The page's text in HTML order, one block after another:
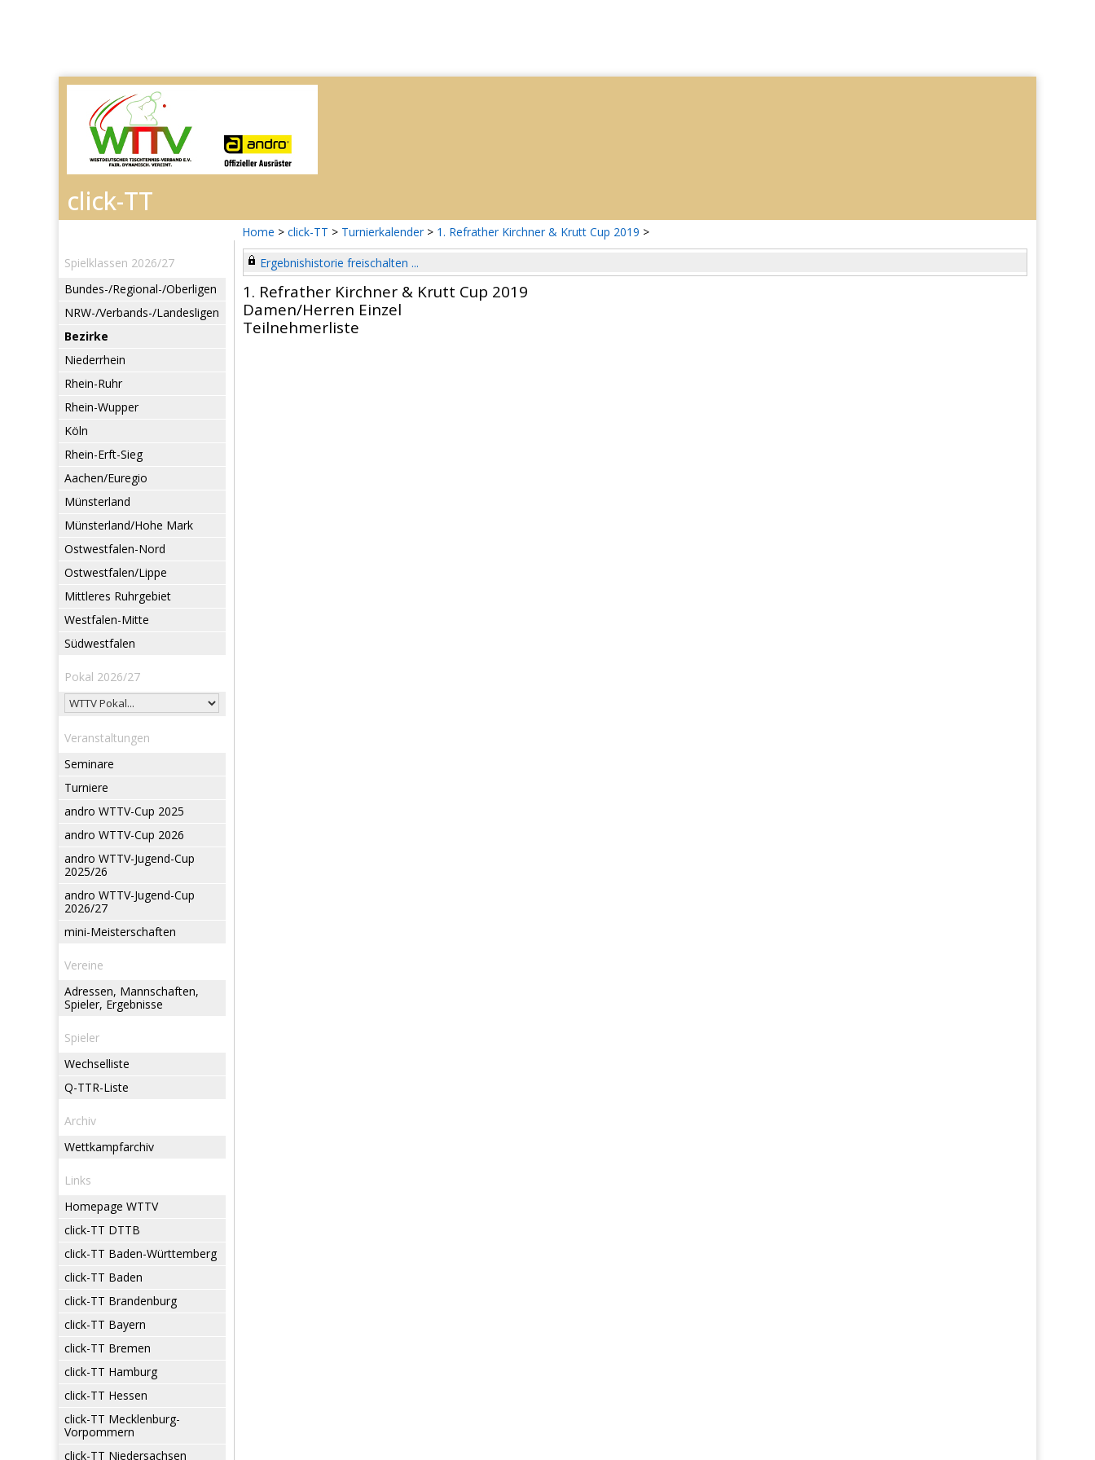
Home > click-TT > Turnierkalender > 1. Refrather Kirchner & Krutt Cup 2019 >
Spielklassen 2026/27
Bundes-/Regional-/Oberligen
NRW-/Verbands-/Landesligen
Bezirke
Niederrhein
Rhein-Ruhr
Rhein-Wupper
Köln
Rhein-Erft-Sieg
Aachen/Euregio
Münsterland
Münsterland/Hohe Mark
Ostwestfalen-Nord
Ostwestfalen/Lippe
Mittleres Ruhrgebiet
Westfalen-Mitte
Südwestfalen
Pokal 2026/27
Veranstaltungen
Seminare
Turniere
andro WTTV-Cup 2025
andro WTTV-Cup 2026
andro WTTV-Jugend-Cup
2025/26
andro WTTV-Jugend-Cup
2026/27
mini-Meisterschaften
Vereine
Adressen, Mannschaften,
Spieler, Ergebnisse
Spieler
Wechselliste
Q-TTR-Liste
Archiv
Wettkampfarchiv
Links
Homepage WTTV
click-TT DTTB
click-TT Baden-Württemberg
click-TT Baden
click-TT Brandenburg
click-TT Bayern
click-TT Bremen
click-TT Hamburg
click-TT Hessen
click-TT Mecklenburg-
Vorpommern
click-TT Niedersachsen
Ergebnishistorie freischalten ...
1. Refrather Kirchner & Krutt Cup 2019
Damen/Herren Einzel
Teilnehmerliste